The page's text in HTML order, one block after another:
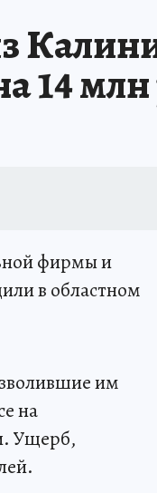
14
фирмы и
в областном
им
на
Ущерб,